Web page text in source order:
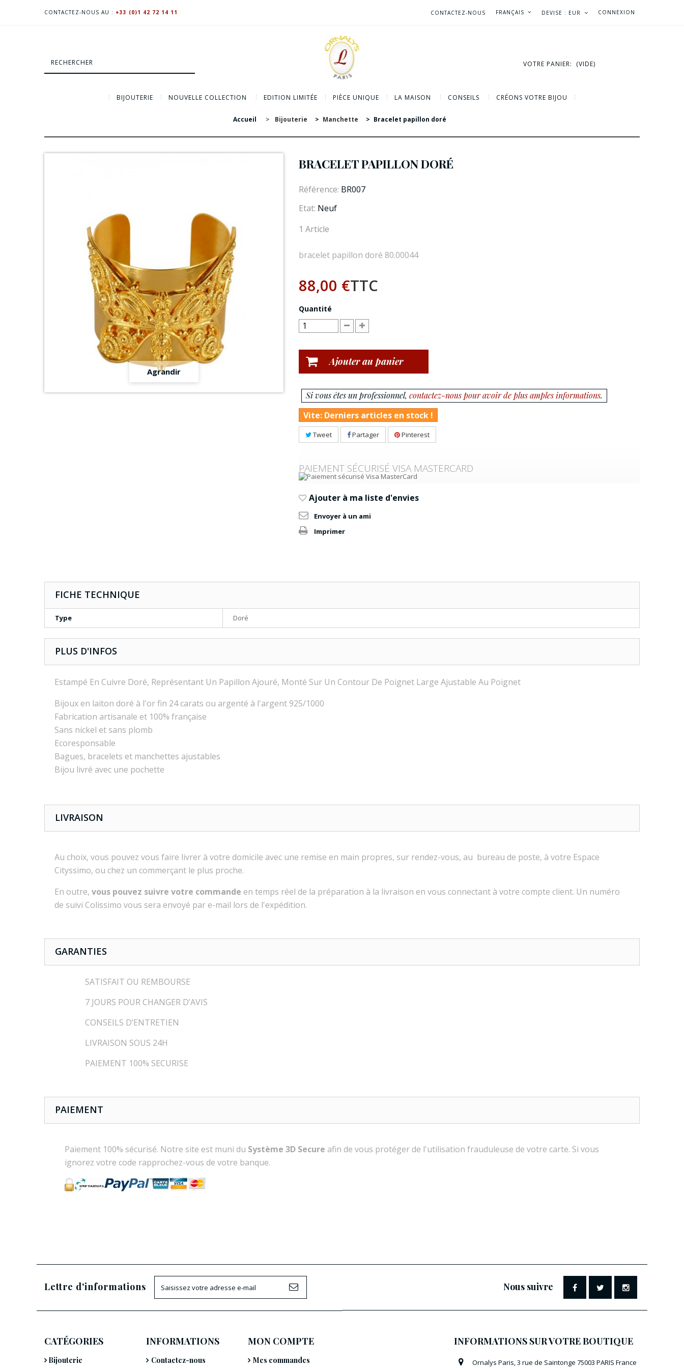
CONNEXION
DEVISE : EUR
FRANÇAIS
CONTACTEZ-NOUS
CONTACTEZ-NOUS AU : +33 (0)1 42 72 14 11
VOTRE PANIER: (VIDE)
BIJOUTERIE NOUVELLE COLLECTION EDITION LIMITÉE PIÈCE UNIQUE LA MAISON CONSEILS CRÉONS VOTRE BIJOU
Accueil > Bijouterie > Manchette > Bracelet papillon doré
Agrandir
BRACELET PAPILLON DORÉ
Référence: BR007
Etat: Neuf
1 Article
bracelet papillon doré 80.00044
88,00 €TTC
Quantité
Ajouter au panier
Si vous êtes un professionnel, contactez-nous pour avoir de plus amples informations.
Vite: Derniers articles en stock !
Tweet Partager Pinterest
PAIEMENT SÉCURISÉ VISA MASTERCARD
Ajouter à ma liste d'envies
Envoyer à un ami
Imprimer
FICHE TECHNIQUE
Type Doré
PLUS D'INFOS
Estampé En Cuivre Doré, Représentant Un Papillon Ajouré, Monté Sur Un Contour De Poignet Large Ajustable Au Poignet
Bijoux en laiton doré à l'or fin 24 carats ou argenté à l'argent 925/1000
Fabrication artisanale et 100% française
Sans nickel et sans plomb
Ecoresponsable
Bagues, bracelets et manchettes ajustables
Bijou livré avec une pochette
LIVRAISON
Au choix, vous pouvez vous faire livrer à votre domicile avec une remise en main propres, sur rendez-vous, au bureau de poste, à votre Espace
Cityssimo, ou chez un commerçant le plus proche.
En outre, vous pouvez suivre votre commande en temps réel de la préparation à la livraison en vous connectant à votre compte client. Un numéro
de suivi Colissimo vous sera envoyé par e-mail lors de l'expédition.
GARANTIES
SATISFAIT OU REMBOURSE
7 JOURS POUR CHANGER D’AVIS
CONSEILS D’ENTRETIEN
LIVRAISON SOUS 24H
PAIEMENT 100% SECURISE
PAIEMENT
Paiement 100% sécurisé. Notre site est muni du Système 3D Secure afin de vous protéger de l'utilisation frauduleuse de votre carte. Si vous
ignorez votre code rapprochez-vous de votre banque.
Lettre d'informations Nous suivre
CATÉGORIES
Bijouterie
INFORMATIONS
Contactez-nous
MON COMPTE
Mes commandes
INFORMATIONS SUR VOTRE BOUTIQUE
Ornalys Paris, 3 rue de Saintonge 75003 PARIS France